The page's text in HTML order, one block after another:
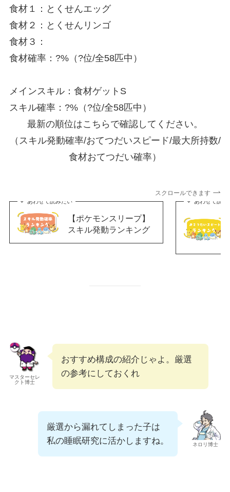
食材１：とくせんエッグ
食材２：とくせんリンゴ
食材３：
食材確率：?%（?位/全58匹中）
メインスキル：食材ゲットS
スキル確率：?%（?位/全58匹中）
最新の順位はこちらで確認してください。
（スキル発動確率/おてつだいスピード/最大所持数/
食材おてつだい確率）
スクロールできます
あわせて読みたい
【ポケモンスリープ】
スキル発動ランキング
あわせて読み
マスターセレ
クト博士
おすすめ構成の紹介じゃよ。厳選
の参考にしておくれ
ネロリ博士
厳選から漏れてしまった子は
私の睡眠研究に活かしますね。